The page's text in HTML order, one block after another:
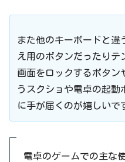
また他のキーボードと違
え用のボタンだったりテ
画面をロックするボタン
うスクショや電卓の起動
に手が届くのが嬉しいで
電卓のゲームでの主な